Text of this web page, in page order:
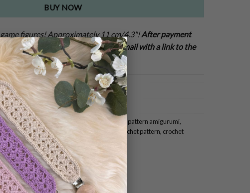
×
BUY NOW
figures! Approximately 11 cm/4.3"!After payment
your new pattern! You get an email with a link to the
,Toy patterns
game,crochet pattern Squid game crochet pattern amigurumi,
Squid game soldiers, crochet Squid game crochet pattern, crochet
game